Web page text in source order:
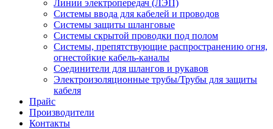
Линии электропередач (ЛЭП)
Системы ввода для кабелей и проводов
Системы защиты шланговые
Системы скрытой проводки под полом
Системы, препятствующие распространению огня,
огнестойкие кабель-каналы
Соединители для шлангов и рукавов
Электроизоляционные трубы/Трубы для защиты
кабеля
Прайс
Производители
Контакты